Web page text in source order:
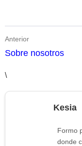
Anterior
Sobre nosotros
\
Kesia
Formo
donde